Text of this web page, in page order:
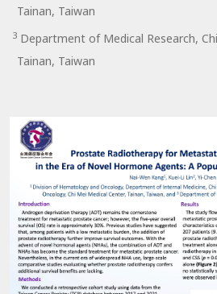
Tainan, Taiwan
3 Department of Medical Research,
Tainan, Taiwan